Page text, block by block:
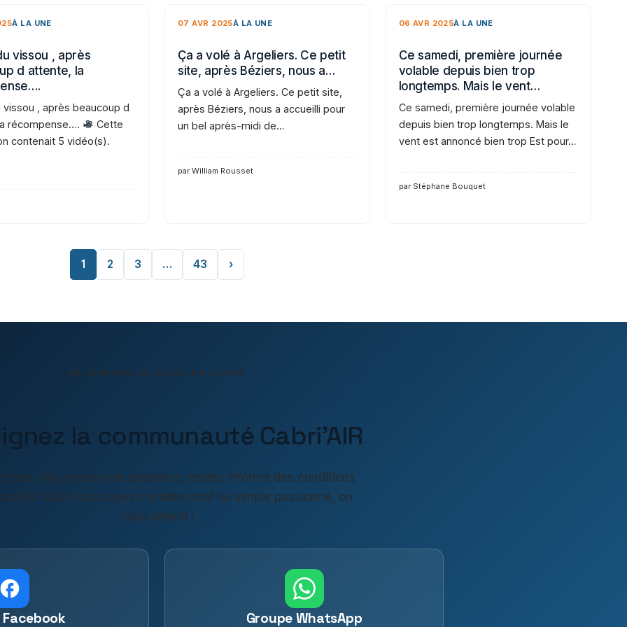
À LA UNE
vissou , après
d attente, la
vissou , après beaucoup d
récompense….
Cette
contenait 5 vidéo(s).
07 AVR 2025À LA UNE
Ça a volé à Argeliers. Ce petit
site, après Béziers, nous a…
Ça a volé à Argeliers. Ce petit site,
après Béziers, nous a accueilli pour
un bel après-midi de…
par William Rousset
06 AVR 2025À LA UNE
Ce samedi, première journée
volable depuis bien trop
longtemps. Mais le vent…
Ce samedi, première journée volable
depuis bien trop longtemps. Mais le
vent est annoncé bien trop Est pour…
par Stéphane Bouquet
1 2 3 … 43 ›
REJOINDRE LE CLUB EN LIGNE
la communauté Cabri'AIR
vos vols, posez vos questions, restez informé des conditions
Que vous soyez membre actif ou simple passionné, on
vous attend !
Groupe WhatsApp